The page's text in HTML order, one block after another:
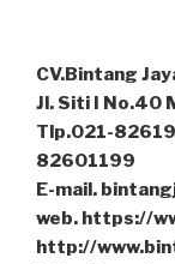
CV.Bintang
Jl. Siti I No.40
Tlp.021-
82601199
E-mail.
web. https://
http://